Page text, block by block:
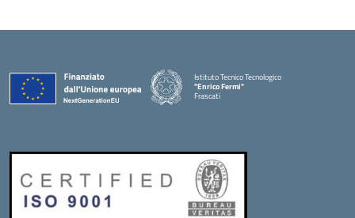
Istituto Tecnico Tecnologico
"Enrico Fermi"
Frascati